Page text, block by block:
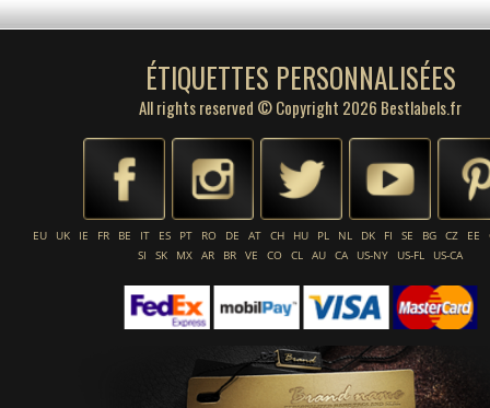
ÉTIQUETTES PERSONNALISÉES
All rights reserved © Copyright 2026 Bestlabels.fr
EU UK IE FR BE IT ES PT RO DE AT CH HU PL NL DK FI SE BG CZ EE
SI
SK MX AR BR VE CO CL AU CA US-NY US-FL US-CA